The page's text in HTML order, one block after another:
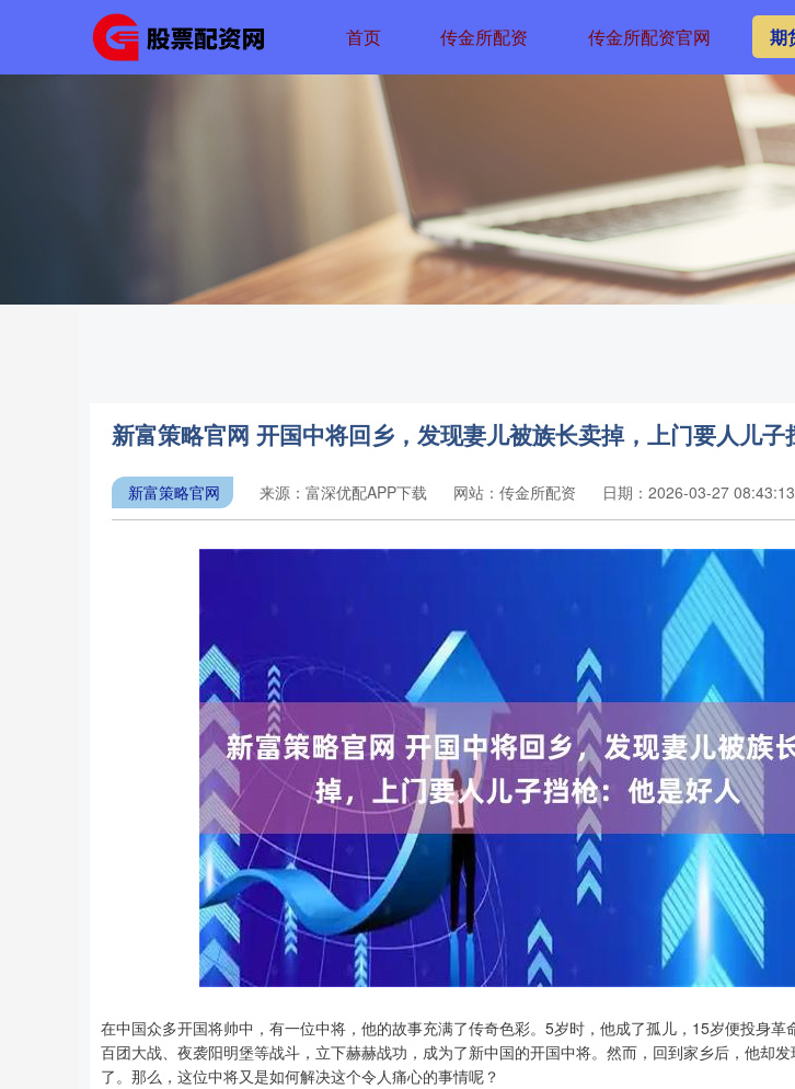
首页 传金所配资 传金所配资官网 期
新富策略官网 开国中将回乡，发现妻儿被族长卖掉，上门要人儿子
新富策略官网 来源：富深优配APP下载 网站：传金所配资 日期：2026-03-27 08:43:13
在中国众多开国将帅中，有一位中将，他的故事充满了传奇色彩。5岁时，他成了孤儿，15岁便投身革
百团大战、夜袭阳明堡等战斗，立下赫赫战功，成为了新中国的开国中将。然而，回到家乡后，他却
了。那么，这位中将又是如何解决这个令人痛心的事情呢？
深证成指 14311.01 200.89 1.42% 沪深300 4694.44